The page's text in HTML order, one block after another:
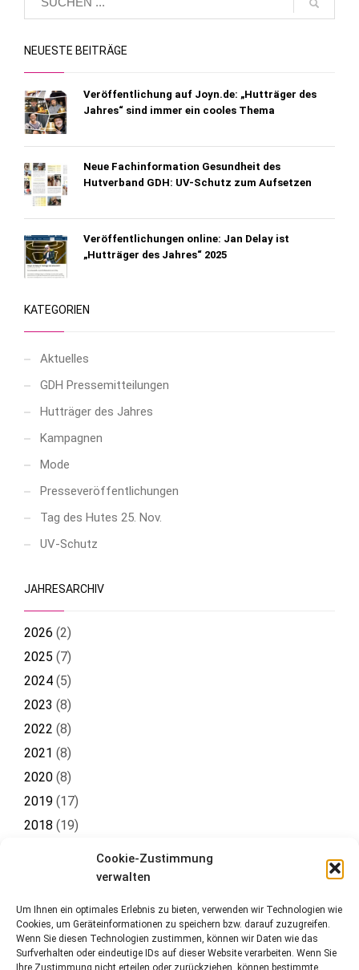
Cookie-Zustimmung
verwalten
Um Ihnen ein optimales Erlebnis zu bieten, verwenden wir Technologien wie
Cookies, um Geräteinformationen zu speichern bzw. darauf zuzugreifen.
Wenn Sie diesen Technologien zustimmen, können wir Daten wie das
Surfverhalten oder eindeutige IDs auf dieser Website verarbeiten. Wenn Sie
Ihre Zustimmung nicht erteilen oder zurückziehen, können bestimmte
NEUESTE BEITRÄGE
Veröffentlichung auf Joyn.de: „Hutträger des
Jahres“ sind immer ein cooles Thema
Neue Fachinformation Gesundheit des
Hutverband GDH: UV-Schutz zum Aufsetzen
Veröffentlichungen online: Jan Delay ist
„Hutträger des Jahres“ 2025
KATEGORIEN
Aktuelles
GDH Pressemitteilungen
Hutträger des Jahres
Kampagnen
Mode
Presseveröffentlichungen
Tag des Hutes 25. Nov.
UV-Schutz
JAHRESARCHIV
2026 (2)
2025 (7)
2024 (5)
2023 (8)
2022 (8)
2021 (8)
2020 (8)
2019 (17)
2018 (19)